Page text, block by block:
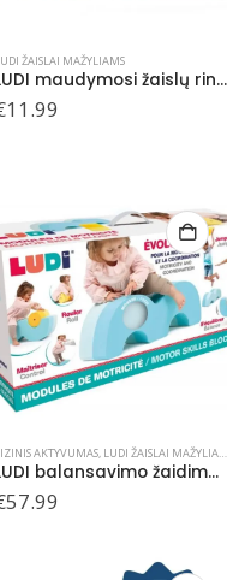
ŽAISLAI MAŽYLIAMS
LUDI maudymosi žaislų rinkinys, Kreidelės su krokodilu
11.99
AKTYVUMAS, LUDI ŽAISLAI MAŽYLIAMS
LUDI balansavimo žaidimas
57.99